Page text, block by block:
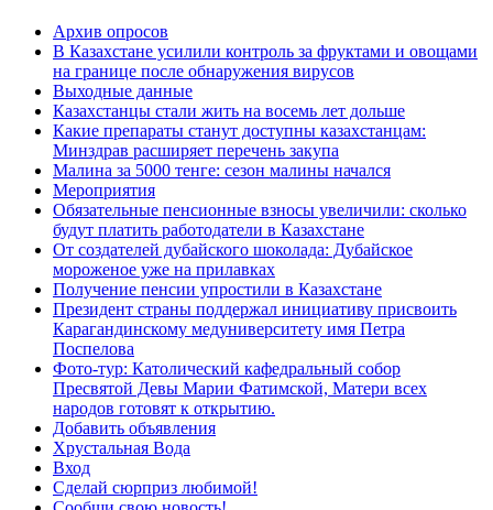
Архив опросов
В Казахстане усилили контроль за фруктами и овощами
на границе после обнаружения вирусов
Выходные данные
Казахстанцы стали жить на восемь лет дольше
Какие препараты станут доступны казахстанцам:
Минздрав расширяет перечень закупа
Малина за 5000 тенге: сезон малины начался
Мероприятия
Обязательные пенсионные взносы увеличили: сколько
будут платить работодатели в Казахстане
От создателей дубайского шоколада: Дубайское
мороженое уже на прилавках
Получение пенсии упростили в Казахстане
Президент страны поддержал инициативу присвоить
Карагандинскому медуниверситету имя Петра
Поспелова
Фото-тур: Католический кафедральный собор
Пресвятой Девы Марии Фатимской, Матери всех
народов готовят к открытию.
Добавить объявления
Хрустальная Вода
Вход
Сделай сюрприз любимой!